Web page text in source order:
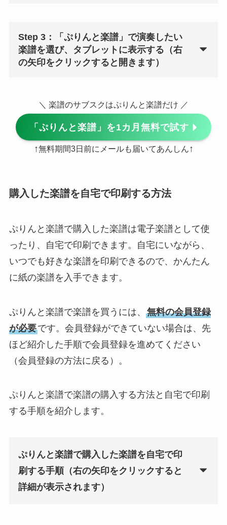
Step 3：「ぷりんと楽譜」で演奏したい
楽譜を選び、タブレットに表示する（右
の矢印をクリックすると開きます）
＼ 楽譜のサブスクはぷりんと楽譜だけ ／
「ぷりんと楽譜」を1カ月無料で試す
↑無料期間3日前にメールも届いてあんしん↑
購入した楽譜を自宅で印刷する方法
ぷりんと楽譜で購入した楽譜は電子楽譜として使
ったり、自宅で印刷できます。自宅にいながら、
いつでも好きな楽譜を印刷できるので、かんたん
に紙の楽譜を入手できます。
ぷりんと楽譜で楽譜を買うには、 無料の会員登録
が必要です。会員登録ができていない場合は、先
ほど紹介した手順で会員登録を進めてください
（会員登録の方法に戻る）。
ぷりんと楽譜で楽譜の購入する方法と自宅で印刷
する手順を紹介します。
ぷりんと楽譜で購入した楽譜を自宅で印
刷する手順（右の矢印をクリックすると
詳細が表示されます）